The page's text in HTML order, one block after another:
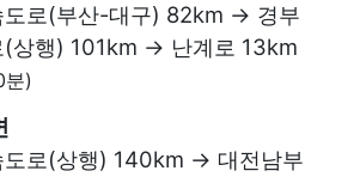
도로(부산-대구) 82km → 경부
(상행) 101km → 난계로 13km
)
도로(상행) 140km → 대전남부